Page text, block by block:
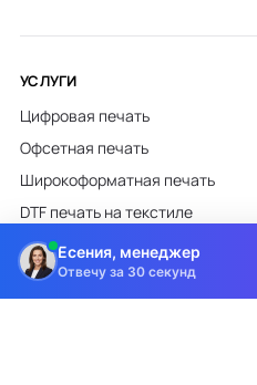
УСЛУГИ
Цифровая печать
Офсетная печать
Широкоформатная печать
DTF печать на текстиле
Лазерная гравировка
Есения, менеджер
Отвечу за 30 секунд